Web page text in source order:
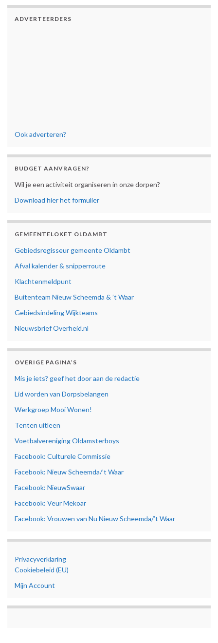
ADVERTEERDERS
Ook adverteren?
BUDGET AANVRAGEN?
Wil je een activiteit organiseren in onze dorpen?
Download hier het formulier
GEMEENTELOKET OLDAMBT
Gebiedsregisseur gemeente Oldambt
Afval kalender & snipperroute
Klachtenmeldpunt
Buitenteam Nieuw Scheemda & ’t Waar
Gebiedsindeling Wijkteams
Nieuwsbrief Overheid.nl
OVERIGE PAGINA’S
Mis je iets? geef het door aan de redactie
Lid worden van Dorpsbelangen
Werkgroep Mooi Wonen!
Tenten uitleen
Voetbalvereniging Oldamsterboys
Facebook: Culturele Commissie
Facebook: Nieuw Scheemda/’t Waar
Facebook: NieuwSwaar
Facebook: Veur Mekoar
Facebook: Vrouwen van Nu Nieuw Scheemda/’t Waar
Privacyverklaring
Cookiebeleid (EU)
Mijn Account